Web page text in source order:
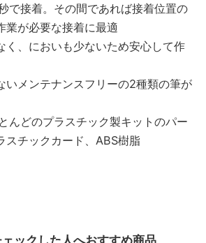
で接着。その間であれば接着位置の
業が必要な接着に最適
く、においも少ないため安心して作
いメンテナンスフリーの2種類の筆が
んどのプラスチック製キットのパー
スチックカード、ABS樹脂
ックした人へおすすめ商品